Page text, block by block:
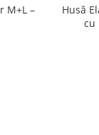
M+L –
Husă
cu